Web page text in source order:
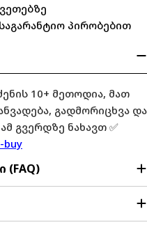
საგარანტიო პირობებით
10+ მეთოდია, მათ
გადმორიცხვა და
გვერდზე ნახავთ ✅
buy